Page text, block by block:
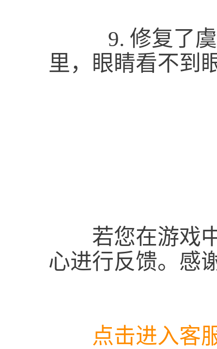
9. 修复了
里，眼睛看不到
若您在游戏中
心进行反馈。感
点击进入客